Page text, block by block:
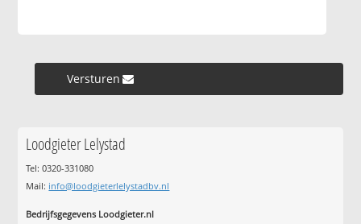
Versturen »
Loodgieter Lelystad
Tel: 0320-331080
Mail: info@loodgieterlelystadbv.nl
Bedrijfsgegevens Loodgieter.nl